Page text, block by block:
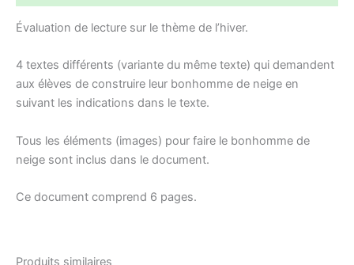
de
neige
1re
année
Évaluation de lecture sur le thème de l’hiver.
4 textes différents (variante du même texte) qui demandent
aux élèves de construire leur bonhomme de neige en
suivant les indications dans le texte.
Tous les éléments (images) pour faire le bonhomme de
neige sont inclus dans le document.
Ce document comprend 6 pages.
Produits similaires